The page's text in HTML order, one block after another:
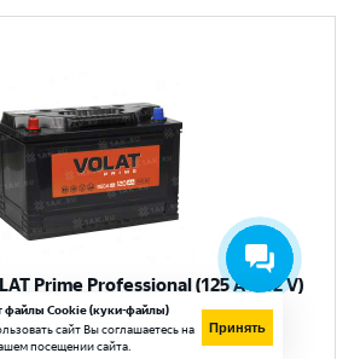
Prime Professional (125 Ач, 12 V)
файлы Cookie (куки-файлы)
сайт Вы соглашаетесь на
посещении сайта.
Принять